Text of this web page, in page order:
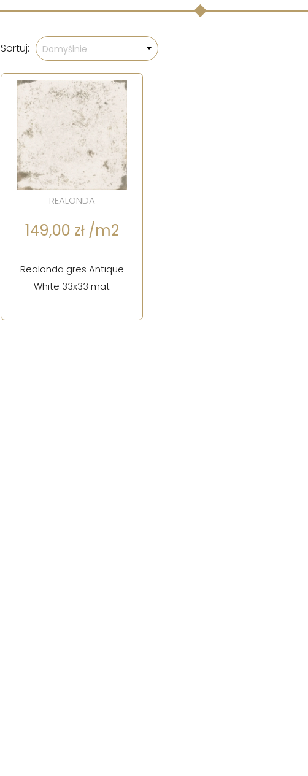
Sortuj: Domyślnie
REALONDA
149,00 zł /m2
Realonda gres Antique
White 33x33 mat